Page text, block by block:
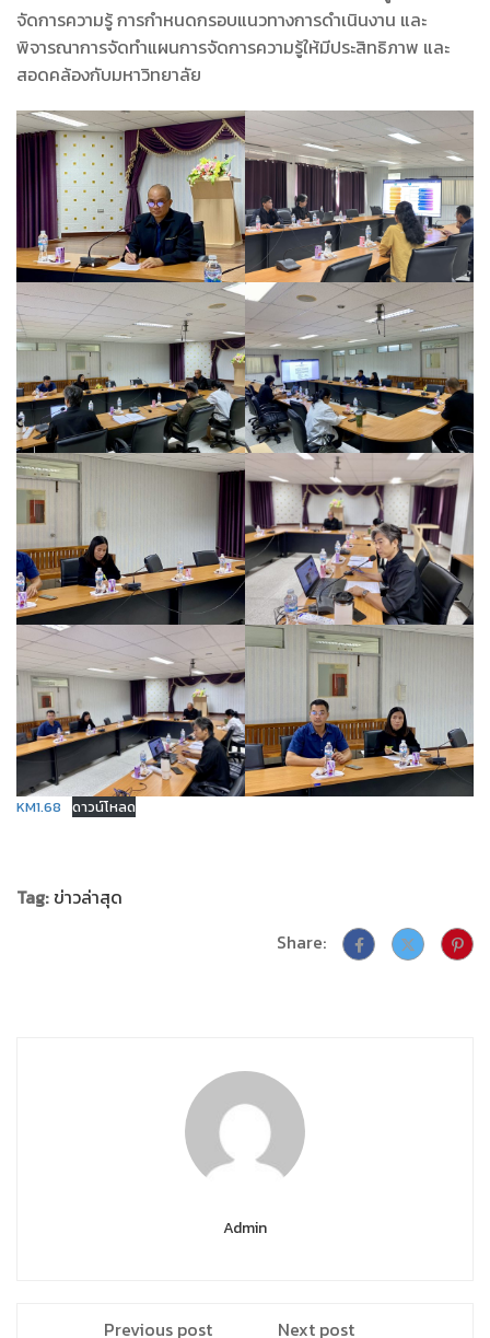
จัดการความรู้ การกำหนดกรอบแนวทางการดำเนินงาน และ
พิจารณาการจัดทำแผนการจัดการความรู้ให้มีประสิทธิภาพ และ
สอดคล้องกับมหาวิทยาลัย
KM1.68 ดาวน์โหลด
Tag: ข่าวล่าสุด
Share:
Admin
Previous post Next post